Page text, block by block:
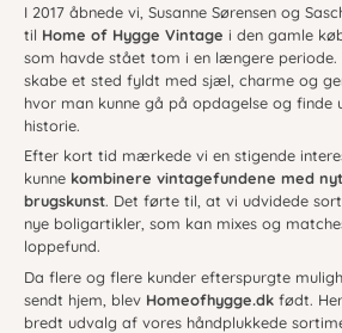
I 2017 åbnede vi, Susanne Sørensen og
til Home of Hygge Vintage i den gamle
som havde stået tom i en længere periode.
skabe et sted fyldt med sjæl, charme og
hvor man kunne gå på opdagelse og finde
historie.
Efter kort tid mærkede vi en stigende
kunne kombinere vintagefundene med
brugskunst. Det førte til, at vi udvidede
nye boligartikler, som kan mixes og
loppefund.
Da flere og flere kunder efterspurgte
sendt hjem, blev Homeofhygge.dk født.
bredt udvalg af vores håndplukkede